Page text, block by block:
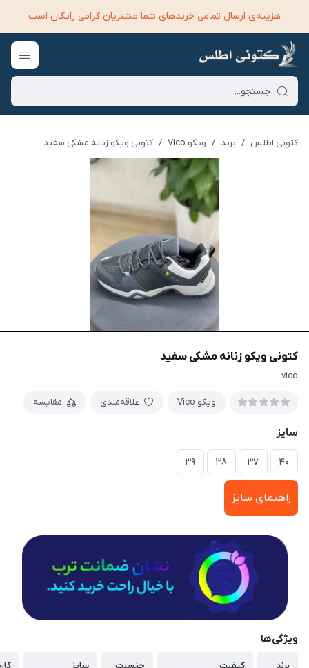
هزینه‌ی ارسال تمامی خرید‌های شما مشتریان گرامی رایگان است
کتونی اطلس / برند / ویکو Vico / کتونی ویکو زنانه مشکی سفید
کتونی ویکو زنانه مشکی سفید
vico
ویکو Vico علاقه‌مندی مقایسه
سایز
۴۰ ۳۷ ۳۸ ۳۹
راهنمای سایز
ویژگی‌ها